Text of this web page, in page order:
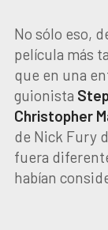
No sólo eso,
película más
que en una
guionista
Christopher
de Nick Fury
fuera
habían